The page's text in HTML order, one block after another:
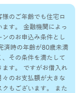
のご年齢でも住宅ロ
す。 金融機関によっ
のお申込み条件とし
済時の年齢が80歳未満
その条件を満たして
ます。 ですがお借入れ
のお支払額が大きな
もございます。 また